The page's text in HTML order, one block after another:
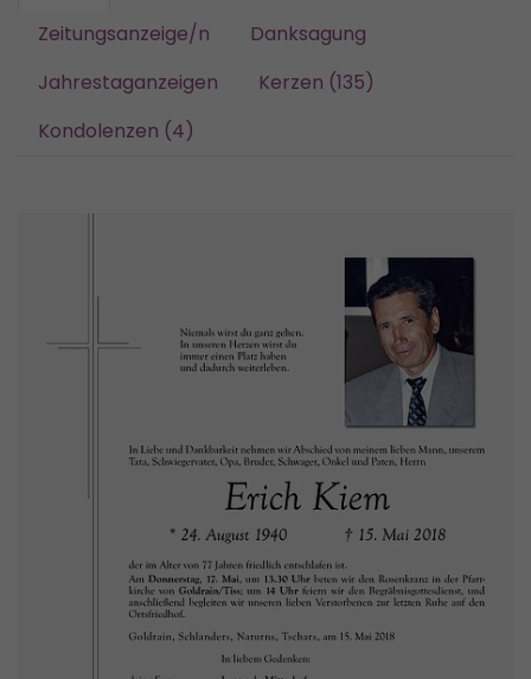
Zeitungsanzeige/n
Danksagung
Jahrestaganzeigen
Kerzen (135)
Kondolenzen (4)